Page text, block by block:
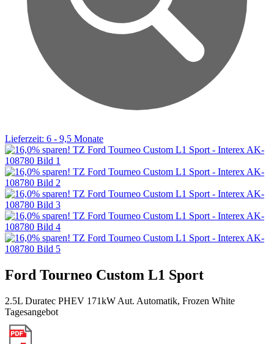
Lieferzeit: 6 - 9,5 Monate
Ford Tourneo Custom L1 Sport
2.5L Duratec PHEV 171kW Aut. Automatik, Frozen White
Tagesangebot